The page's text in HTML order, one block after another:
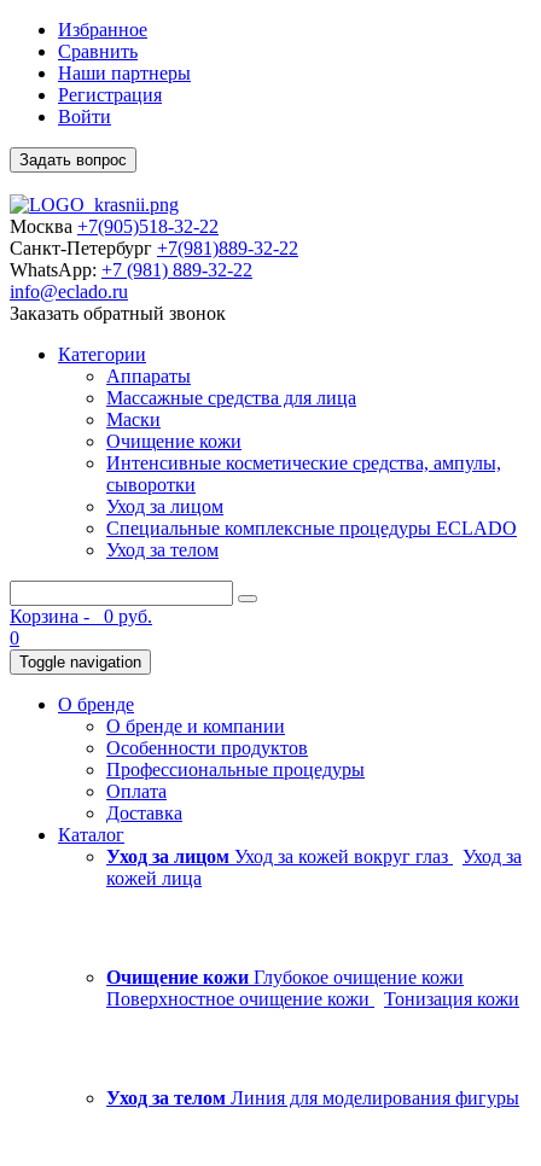
Избранное
Сравнить
Наши партнеры
Регистрация
Войти
Задать вопрос
Москва +7(905)518-32-22
Санкт-Петербург +7(981)889-32-22
WhatsApp: +7 (981) 889-32-22
info@eclado.ru
Заказать обратный звонок
Категории
Аппараты
Массажные средства для лица
Маски
Очищение кожи
Интенсивные косметические средства, ампулы,
сыворотки
Уход за лицом
Специальные комплексные процедуры ECLADO
Уход за телом
Корзина -
0 руб.
0
Toggle navigation
О бренде
О бренде и компании
Особенности продуктов
Профессиональные процедуры
Оплата
Доставка
Каталог
Уход за лицом Уход за кожей вокруг глаз
Уход за
кожей лица
Очищение кожи Глубокое очищение кожи
Поверхностное очищение кожи
Тонизация кожи
Уход за телом Линия для моделирования фигуры